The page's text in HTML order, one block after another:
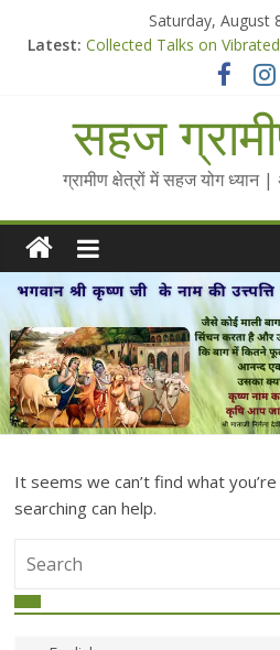
Saturday, August
Latest: Collected Talks on
सहज कृषि प्रचार-प्रसार किट
Standee Designs @ 2025
Chalo Gaon Ki Or
सहज
ग्रामीण क्षेत्रों में सहज योग ध्यान
It seems we can’t find what
searching can help.